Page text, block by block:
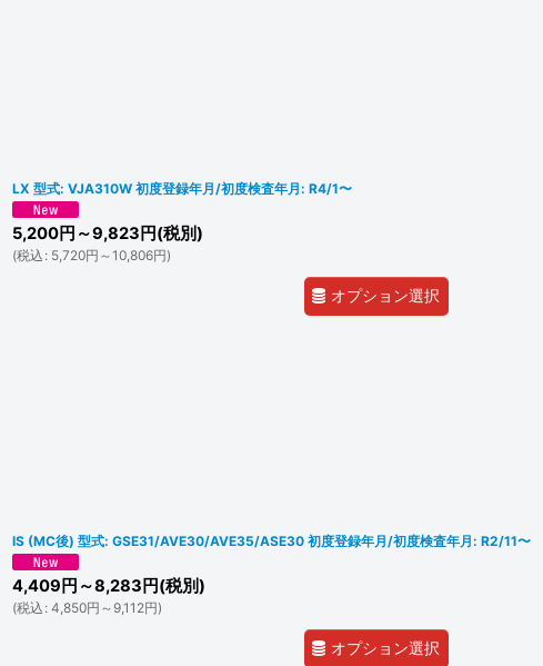
LX 型式: VJA310W 初度登録年月/初度検査年月: R4/1〜
5,200円 ～9,823 円(税別)
(税込 : 5,720円 ～10,806円)
オプション選択
IS (MC後) 型式: GSE31/AVE30/AVE35/ASE30 初度登録年月/初度検査年月: R2/11
4,409 円 ～8,283 円(税別)
(税込 : 4,850円 ～9,112円)
オプション選択